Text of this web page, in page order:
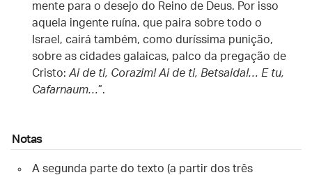
mente para o desejo do Reino de Deus. Por isso
aquela ingente ruína, que paira sobre todo o
Israel, cairá também, como duríssima punição,
sobre as cidades galaicas, palco da pregação de
Cristo: Ai de ti, Corazim! Ai de ti, Betsaida!… E tu,
Cafarnaum…”.
Notas
A segunda parte do texto (a partir dos três